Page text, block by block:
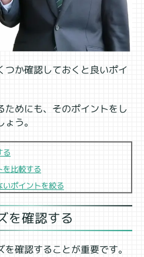
つか確認しておくと良いポイ
ためにも、そのポイントをし
う。
る
比較する
ポイントを絞る
を確認する
確認することが重要です。